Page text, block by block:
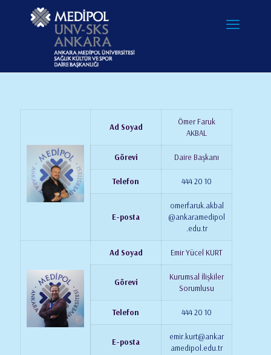
Ad Soyad
Ömer Faruk
AKBAL
Görevi Daire Başkanı
Telefon 444 20 10
E-posta
omerfaruk.akbal
@ankaramedipol
.edu.tr
Ad Soyad Emir Yücel KURT
Görevi
Kurumsal İlişkiler
Sorumlusu
Telefon 444 20 10
E-posta
emir.kurt@ankar
amedipol.edu.tr